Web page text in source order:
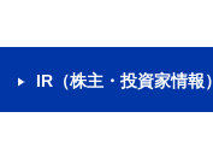
IR（株主・投資家情報）